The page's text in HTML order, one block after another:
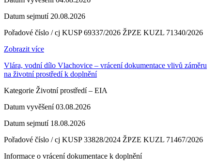
Datum sejmutí 20.08.2026
Pořadové číslo / cj KUSP 69337/2026 ŽPZE KUZL 71340/2026
Zobrazit více
Vlára, vodní dílo Vlachovice – vrácení dokumentace vlivů záměru
na životní prostředí k doplnění
Kategorie Životní prostředí – EIA
Datum vyvěšení03.08.2026
Datum sejmutí 18.08.2026
Pořadové číslo / cj KUSP 33828/2024 ŽPZE KUZL 71467/2026
Informace o vrácení dokumentace k doplnění